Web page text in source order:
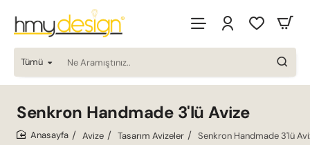
Tümü
Ne
Aramıştınız..
Senkron Handmade 3'lü Avize
Avize Tasarım Avizeler Senkron Handmade 3'lü